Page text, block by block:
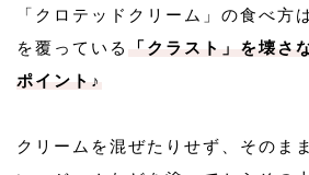
「クロテッドクリーム」の食べ方
を覆っている
「クラスト」を壊さ
ポイント♪
クリームを混ぜたりせず、そのま